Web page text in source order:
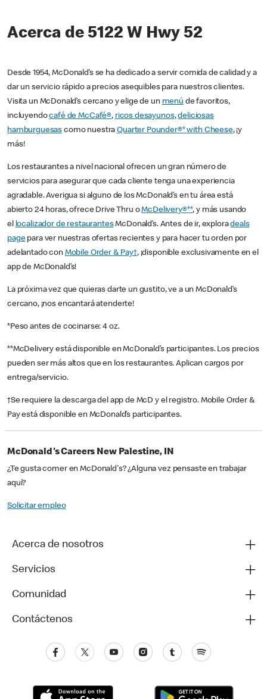
Acerca de 5122 W Hwy 52
Desde 1954, McDonald’s se ha dedicado a servir comida de calidad y a
dar un servicio rápido a precios asequibles para nuestros clientes.
Visita un McDonald’s cercano y elige de un menú de favoritos,
incluyendocafé de McCafé®, ricos desayunos,deliciosas
hamburguesas como nuestraQuarter Pounder®* with Cheese, ¡y
más!
Los restaurantes a nivel nacional ofrecen un gran número de
servicios para asegurar que cada cliente tenga una experiencia
agradable. Averigua si alguno de los McDonald’s en tu área está
abierto 24 horas, ofrece Drive Thru oMcDelivery®**, y más usando
el localizador de restaurantesMcDonald’s. Antes de ir, exploradeals
pagepara ver nuestras ofertas recientes y para hacer tu orden por
adelantado con Mobile Order & Pay†, ¡disponible exclusivamente en el
app de McDonald’s!
La próxima vez que quieras darte un gustito, ve a un McDonald’s
cercano, ¡nos encantará atenderte!
*Peso antes de cocinarse: 4 oz.
**McDelivery está disponible en McDonald’s participantes. Los precios
pueden ser más altos que en los restaurantes. Aplican cargos por
entrega/servicio.
†Se requiere la descarga del app de McD y el registro. Mobile Order &
Pay está disponible en McDonald’s participantes.
McDonald's Careers New Palestine, IN
¿Te gusta comer en McDonald's? ¿Alguna vez pensaste en trabajar
aquí?
Solicitar empleo
Acerca de nosotros
Servicios
Comunidad
Contáctenos